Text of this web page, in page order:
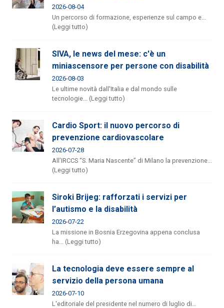
2026-08-04
Un percorso di formazione, esperienze sul campo e...
(Leggi tutto)
SIVA, le news del mese: c'è un
miniascensore per persone con disabilità
2026-08-03
Le ultime novità dall'Italia e dal mondo sulle
tecnologie... (Leggi tutto)
Cardio Sport: il nuovo percorso di
prevenzione cardiovascolare
2026-07-28
All’IRCCS “S. Maria Nascente” di Milano la prevenzione...
(Leggi tutto)
Siroki Brijeg: rafforzati i servizi per
l’autismo e la disabilità
2026-07-22
La missione in Bosnia Erzegovina appena conclusa
ha... (Leggi tutto)
La tecnologia deve essere sempre al
servizio della persona umana
2026-07-10
L'editoriale del presidente nel numero di luglio di...